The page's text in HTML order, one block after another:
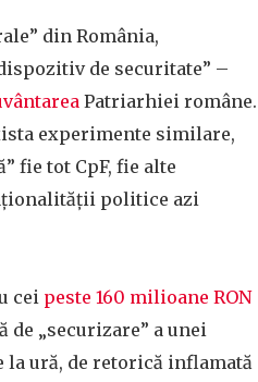
din România,
de securitate” –
Patriarhiei române.
experimente similare,
fie tot CpF, fie alte
politice azi
cei peste 160 milioane RON
„securizare” a unei
ură, de retorică inflamată